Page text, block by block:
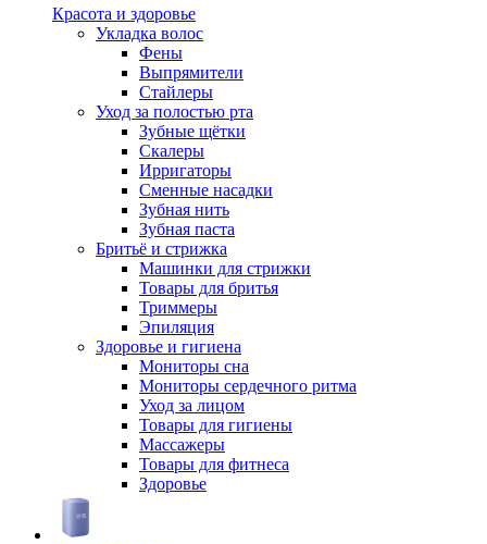
Красота и здоровье
Укладка волос
Фены
Выпрямители
Стайлеры
Уход за полостью рта
Зубные щётки
Скалеры
Ирригаторы
Сменные насадки
Зубная нить
Зубная паста
Бритьё и стрижка
Машинки для стрижки
Товары для бритья
Триммеры
Эпиляция
Здоровье и гигиена
Мониторы сна
Мониторы сердечного ритма
Уход за лицом
Товары для гигиены
Массажеры
Товары для фитнеса
Здоровье